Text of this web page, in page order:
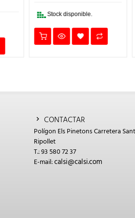
Stock disponible.
CONTACTAR
Polígon Els Pinetons Carretera
Ripollet
T.: 93 580 72 37
E-mail:calsi@calsi.com